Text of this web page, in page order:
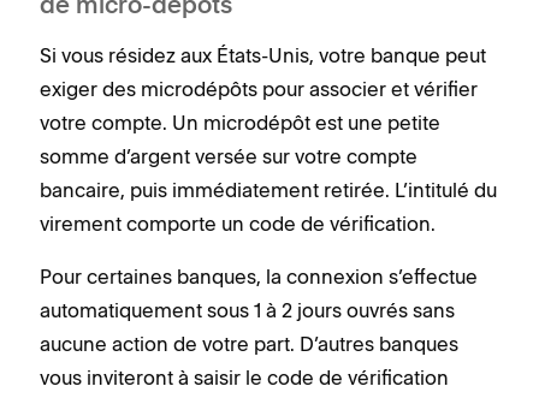
de micro-dépôts
Si vous résidez aux États-Unis, votre banque peut
exiger des microdépôts pour associer et vérifier
votre compte. Un microdépôt est une petite
somme d’argent versée sur votre compte
bancaire, puis immédiatement retirée. L’intitulé du
virement comporte un code de vérification.
Pour certaines banques, la connexion s’effectue
automatiquement sous 1 à 2 jours ouvrés sans
aucune action de votre part. D’autres banques
vous inviteront à saisir le code de vérification